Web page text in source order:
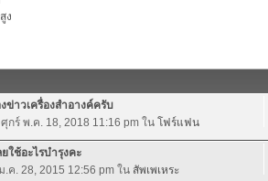
ง
ข่าวเครื่องสำอางค์ครับ
กร์ พ.ค. 18, 2018 11:16 pm ใน โฟร์แฟน
ใช้อะไรบำรุงคะ
ค. 28, 2015 12:56 pm ใน สัพเพเหระ